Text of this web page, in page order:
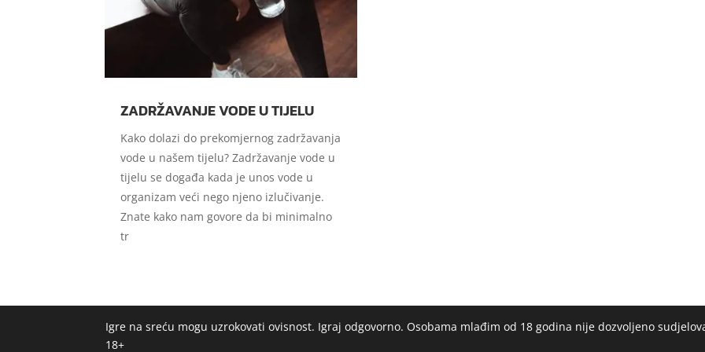
ZADRŽAVANJE VODE U TIJELU
Kako dolazi do prekomjernog zadržavanja
vode u našem tijelu? Zadržavanje vode u
tijelu se događa kada je unos vode u
organizam veći nego njeno izlučivanje.
Znate kako nam govore da bi minimalno
tr
Igre na sreću mogu uzrokovati ovisnost. Igraj odgovorno. Osobama mlađim od 18 godina nije dozvoljeno
18+